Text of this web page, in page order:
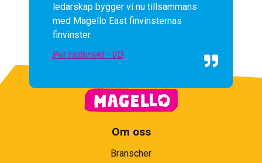
ledarskap bygger vi nu tillsammans
med Magello East finvinsternas
finvinster.
Per Holknekt - VD
Om oss
Branscher